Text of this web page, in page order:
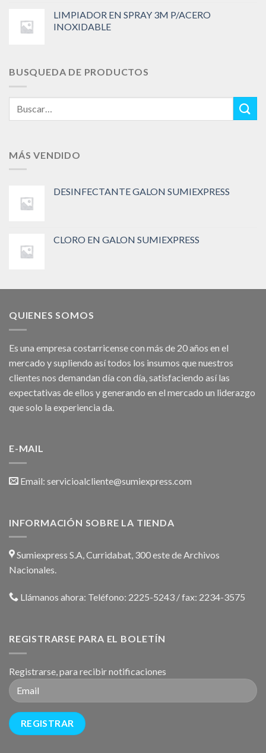
LIMPIADOR EN SPRAY 3M P/ACERO
INOXIDABLE
BUSQUEDA DE PRODUCTOS
MÁS VENDIDO
DESINFECTANTE GALON SUMIEXPRESS
CLORO EN GALON SUMIEXPRESS
QUIENES SOMOS
Es una empresa costarricense con más de 20 años en el
mercado y supliendo así todos los insumos que nuestros
clientes nos demandan día con día, satisfaciendo así las
expectativas de ellos y generando en el mercado un liderazgo
que solo la experiencia da.
E-MAIL
Email: servicioalcliente@sumiexpress.com
INFORMACIÓN SOBRE LA TIENDA
Sumiexpress S.A, Curridabat, 300 este de Archivos
Nacionales.
Llámanos ahora: Teléfono: 2225-5243 / fax: 2234-3575
REGISTRARSE PARA EL BOLETÍN
Registrarse, para recibir notificaciones